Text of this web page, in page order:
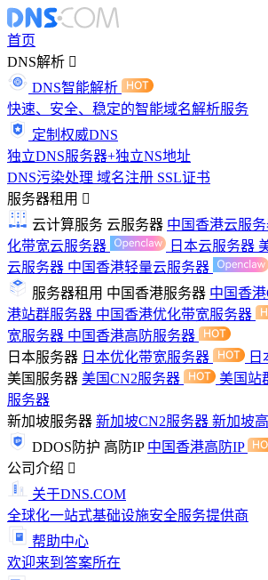
首页
DNS解析
DNS智能解析
快速、安全、稳定的智能域名解析服务
定制权威DNS
独立DNS服务器+独立NS地址
DNS污染处理 域名注册 SSL证书
服务器租用
云计算服务 云服务器 中国香港云服
化带宽云服务器
日本云服务器
云服务器 中国香港轻量云服务器
服务器租用 中国香港服务器 中国香
港站群服务器 中国香港优化带宽服务器
宽服务器 中国香港高防服务器
日本服务器 日本优化带宽服务器
美国服务器 美国CN2服务器 美国站
服务器
新加坡服务器 新加坡CN2服务器 新加坡
DDOS防护 高防IP 中国香港高防IP
公司介绍
关于DNS.COM
全球化一站式基础设施安全服务提供商
帮助中心
欢迎来到答案所在